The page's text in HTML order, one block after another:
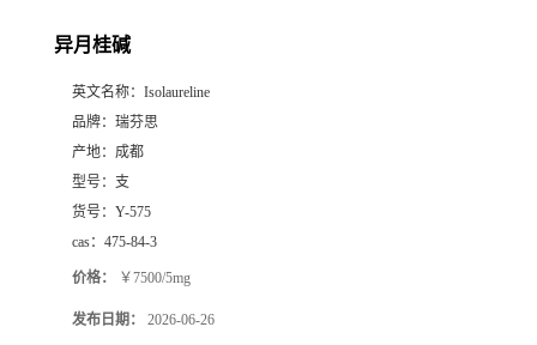
异月桂碱
英文名称： Isolaureline
品牌： 瑞芬思
产地： 成都
型号： 支
货号： Y-575
cas： 475-84-3
价格： ￥7500/5mg
发布日期： 2026-06-26